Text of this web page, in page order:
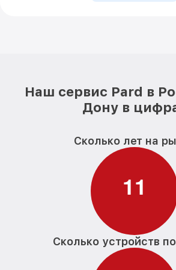
Наш сервис Pard в
Дону в
Сколько лет на
11
Сколько устройств